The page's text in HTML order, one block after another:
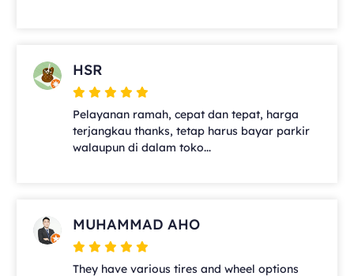
HSR
Pelayanan ramah, cepat dan tepat, harga
terjangkau thanks, tetap harus bayar parkir
walaupun di dalam toko...
MUHAMMAD AHO
They have various tires and wheel options